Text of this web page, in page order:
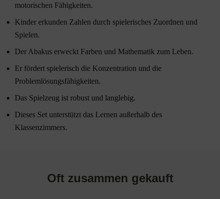
motorischen Fähigkeiten.
Kinder erkunden Zahlen durch spielerisches Zuordnen und
Spielen.
Der Abakus erweckt Farben und Mathematik zum Leben.
Er fördert spielerisch die Konzentration und die
Problemlösungsfähigkeiten.
Das Spielzeug ist robust und langlebig.
Dieses Set unterstützt das Lernen außerhalb des
Klassenzimmers.
Oft zusammen gekauft